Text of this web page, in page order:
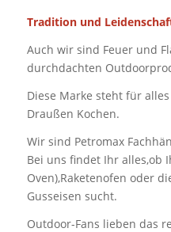
Tradition und
Auch wir sind Feuer und
durchdachten
Diese Marke steht für
Draußen Kochen.
Wir sind Petromax
Bei uns findet Ihr alles,ob
Oven),Raketenofen oder
Gusseisen sucht.
Outdoor-Fans lieben das